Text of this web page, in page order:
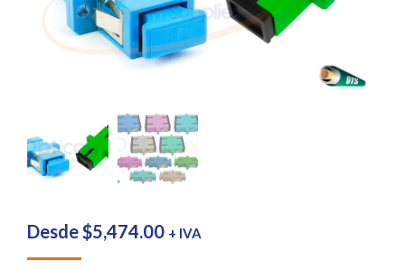
Desde$5,474.00 + IVA